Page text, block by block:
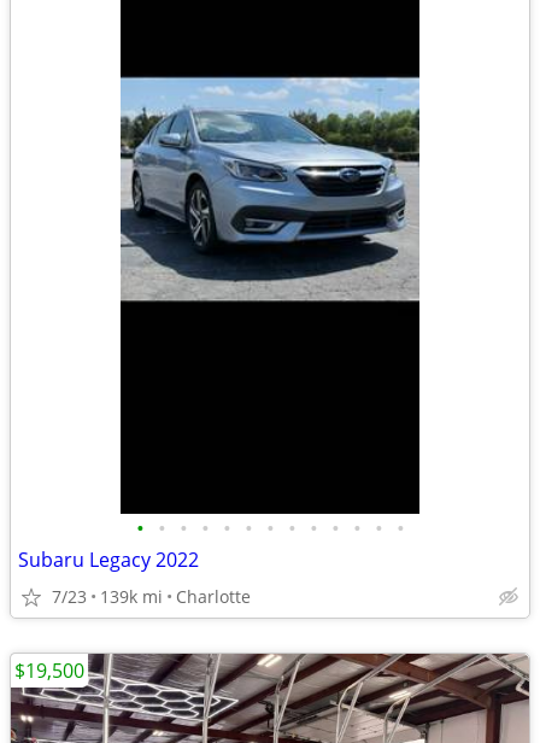
• • • • • • • • • • • • •
Subaru Legacy 2022
7/23 139k mi Charlotte
$19,500